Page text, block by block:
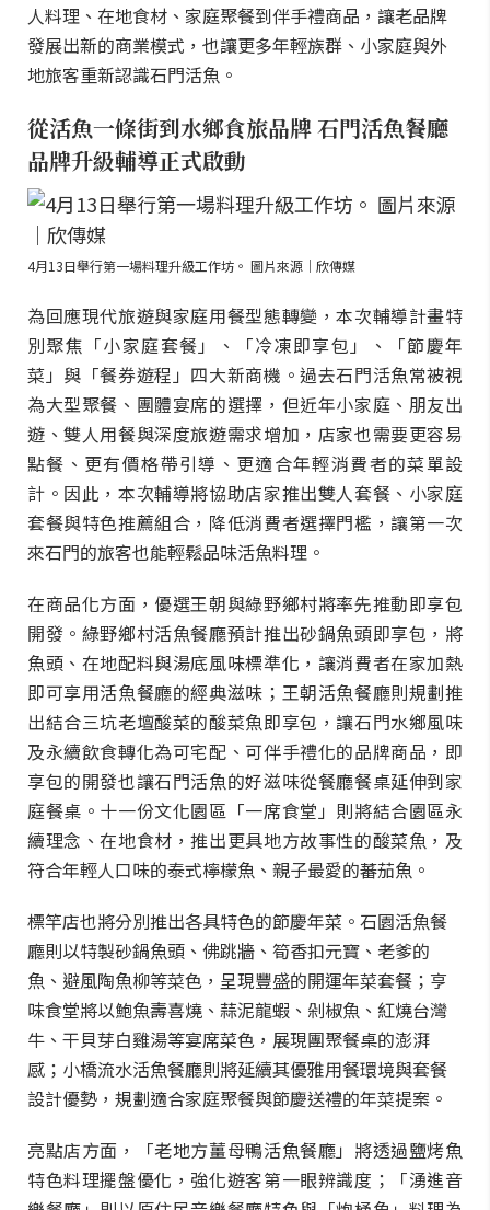
人料理、在地食材、家庭聚餐到伴手禮商品，讓老品牌
發展出新的商業模式，也讓更多年輕族群、小家庭與外
地旅客重新認識石門活魚。
從活魚一條街到水鄉食旅品牌 石門活魚餐廳
品牌升級輔導正式啟動
4月13日舉行第一場料理升級工作坊。 圖片來源｜欣傳媒
為回應現代旅遊與家庭用餐型態轉變，本次輔導計畫特
別聚焦「小家庭套餐」、「冷凍即享包」、「節慶年
菜」與「餐券遊程」四大新商機。過去石門活魚常被視
為大型聚餐、團體宴席的選擇，但近年小家庭、朋友出
遊、雙人用餐與深度旅遊需求增加，店家也需要更容易
點餐、更有價格帶引導、更適合年輕消費者的菜單設
計。因此，本次輔導將協助店家推出雙人套餐、小家庭
套餐與特色推薦組合，降低消費者選擇門檻，讓第一次
來石門的旅客也能輕鬆品味活魚料理。
在商品化方面，優選王朝與綠野鄉村將率先推動即享包
開發。綠野鄉村活魚餐廳預計推出砂鍋魚頭即享包，將
魚頭、在地配料與湯底風味標準化，讓消費者在家加熱
即可享用活魚餐廳的經典滋味；王朝活魚餐廳則規劃推
出結合三坑老壇酸菜的酸菜魚即享包，讓石門水鄉風味
及永續飲食轉化為可宅配、可伴手禮化的品牌商品，即
享包的開發也讓石門活魚的好滋味從餐廳餐桌延伸到家
庭餐桌。十一份文化園區「一席食堂」則將結合園區永
續理念、在地食材，推出更具地方故事性的酸菜魚，及
符合年輕人口味的泰式檸檬魚、親子最愛的蕃茄魚。
標竿店也將分別推出各具特色的節慶年菜。石園活魚餐
廳則以特製砂鍋魚頭、佛跳牆、筍香扣元寶、老爹的
魚、避風陶魚柳等菜色，呈現豐盛的開運年菜套餐；亨
味食堂將以鮑魚壽喜燒、蒜泥龍蝦、剁椒魚、紅燒台灣
牛、干貝芽白雞湯等宴席菜色，展現團聚餐桌的澎湃
感；小橋流水活魚餐廳則將延續其優雅用餐環境與套餐
設計優勢，規劃適合家庭聚餐與節慶送禮的年菜提案。
亮點店方面，「老地方薑母鴨活魚餐廳」將透過鹽烤魚
特色料理擺盤優化，強化遊客第一眼辨識度；「湧進音